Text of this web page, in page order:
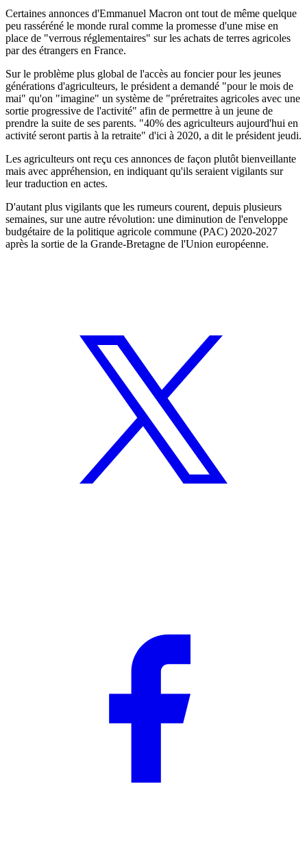
Certaines annonces d'Emmanuel Macron ont tout de même quelque
peu rasséréné le monde rural comme la promesse d'une mise en
place de "verrous réglementaires" sur les achats de terres agricoles
par des étrangers en France.
Sur le problème plus global de l'accès au foncier pour les jeunes
générations d'agriculteurs, le président a demandé "pour le mois de
mai" qu'on "imagine" un système de "préretraites agricoles avec une
sortie progressive de l'activité" afin de permettre à un jeune de
prendre la suite de ses parents. "40% des agriculteurs aujourd'hui en
activité seront partis à la retraite" d'ici à 2020, a dit le président jeudi.
Les agriculteurs ont reçu ces annonces de façon plutôt bienveillante
mais avec appréhension, en indiquant qu'ils seraient vigilants sur
leur traduction en actes.
D'autant plus vigilants que les rumeurs courent, depuis plusieurs
semaines, sur une autre révolution: une diminution de l'enveloppe
budgétaire de la politique agricole commune (PAC) 2020-2027
après la sortie de la Grande-Bretagne de l'Union européenne.